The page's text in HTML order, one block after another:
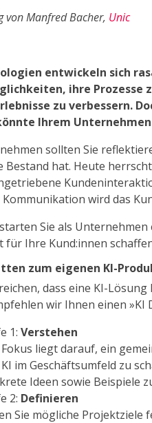
von Manfred Bacher, Unic
entwickeln sich
ihre Prozesse
zu verbessern.
Ihrem
sollten Sie
Bestand hat. Heute
wird das
Sie als
für Ihre Kund:innen
zum eigenen KI-
dass eine KI-
wir Ihnen einen »KI
1: Verstehen
liegt darauf, ein
im Geschäftsumfeld zu
Ideen sowie Beispiele
2: Definieren
Sie mögliche